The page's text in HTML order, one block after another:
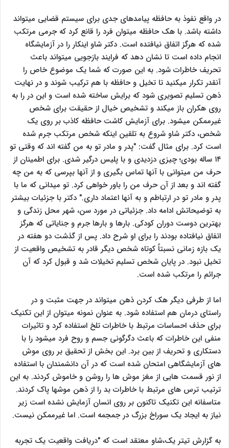
در واقع نفوذ به حافظه پیامدهای جدی برای سیستم قضایی میتواند
داشته باشد. با هک حافظه میتوان فرد را قانع کرد که جرمی مرتکب
شده که هرگز اتفاق نیافتده است. دکتر شاو اینکار را در آزمایشگاه
انجام داده است تا نشان دهد که فرایند بازجویی میتواند باعث
تحریف خاطرات شود. به این صورت که شما یک موضوع خاص را
آنقدر تکرار میکنید تا تخیل و حافظه با هم ترکیب شوند و در نهایت
ذهن تسلیم تصویری شود که برایش ساخته شده است و این در را به
روی هکران باز میکند و تشخیص خیال از حقیقت برای شخص
غیرممکن میشود. برای آزمایش کاشت حافظه کاذب بر روی یک
شخص، دکتر شاو شروع به تلقین اینکه شخص مرتکب جرم شده
است کرد. برای مثال گفت: "پدر و مادر تو به من گفته اند که وقتی تو
۱۴ ساله بودی؛ چیزی دزدیدی و با پلیس درگیر شدی. برای اطمینان از
حرف من میتوانی با آنها تماس بگیری و از آنها بپرسی که به من چه
گفته اند و بعد از آن حرف من را باور خواهی کرد. تو میدانی که ما با
پدر و مادر تو در ارتباطم و به آنها اعتماد داری." دکتر با جزئیات بیشتر
به توضیحاتش ادامه داد. جزئیاتی در مورد سن، شهر محل زندگی و
بهترین دوست دوران کودکی. بارها و بارها جرم و جنایاتی که هرگز
اتفاق نیافتاده بودند را برای او شرح داد. پس از گذشت دو هفته در
یک بازه زمانی نسبتاً کوتاه شخص دیگر قادر به تشخیص واقعیت از
تخیل نبود. در پایان شخص تسلیم تخیلات شد و قبول کرد که آن
جرائم را مرتکب شده است.
اما از طرفی دیگر هک کردن ذهن میتواند در جهت مثبت و در
راستای درمان هم استفاده شود. به عنوان نمونه میتوان از این تکنیک
برای حذف احساسات مرتبط با خاطرات تلخ استفاده کرد و تاثیرات
منفی این خاطرات که باعث دگرگونی جسم و روح فرد میشود را با
دستکاری و تحریف از بین برد. این بخش از تحقیق بر روی موش
های آزمایشگاهی امتحان شده است که در آن دانشمندان با استفاده
از نور قسمت هایی از مغز موش ها را روشن و خاموش کردند. به این
ترتیب ترس های مرتبط با خاطرات بد را از ذهن موشها پاک کردند.
متاسفانه این تکنیک تاکنون بر روی انسان آزمایش نشده است زیر
نیاز به ایجاد یک سوراخ بزرگ در جمجمه است. اما غیرممکن نیست.
به گزارش تیتر یک،شاو معتقد است که "دریافت واقعیت یک تجربه